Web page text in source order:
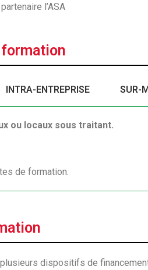
l’ASA
INTRA-ENTREPRISE SUR-
ou locaux sous traitant.
de formation.
dispositifs de